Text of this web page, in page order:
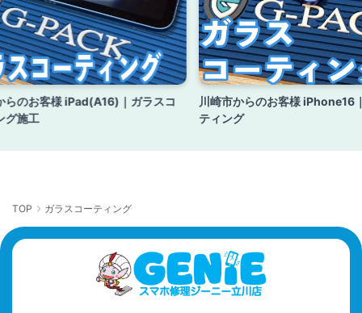
らのお客様 iPad(A16)｜ガラスコ
グ施工
川崎市からのお客様 iPhone16
ティング
TOP ガラスコーティング